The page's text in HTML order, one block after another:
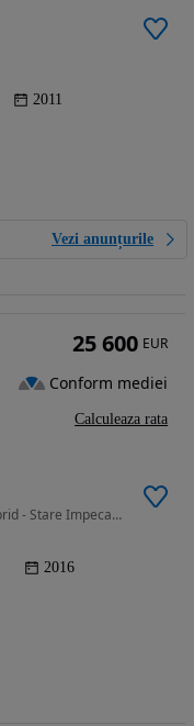
2011
Vezi anunțurile
2995 cm3 • 340 CP • Porsche Cayenne E-Hybrid - Stare Impecabilă - Full Option
2016
25 600 EUR
Conform mediei
Calculeaza rata